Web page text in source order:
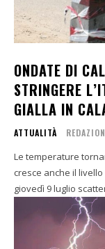
ONDATE DI
STRINGERE
GIALLA IN
ATTUALITÀ
Le temperature
cresce anche il
giovedì 9 luglio